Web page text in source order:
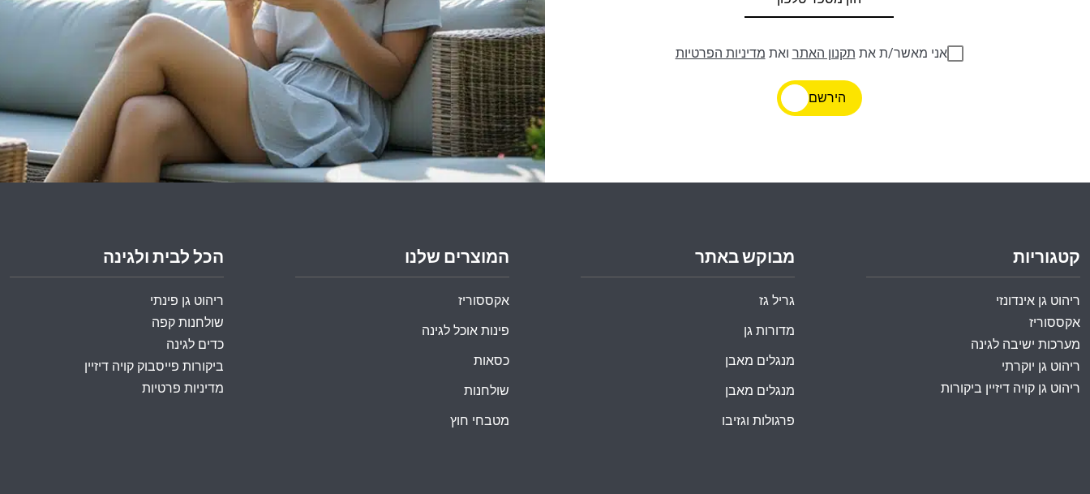
אני מאשר/ת את תקנון האתר ואת מדיניות הפרטיות
הירשם
הכל לבית ולגינה
ריהוט גן פינתי
שולחנות קפה
כדים לגינה
ביקורות פייסבוק קויה דיזיין
מדיניות פרטיות
המוצרים שלנו
אקססוריז
פינות אוכל לגינה
כסאות
שולחנות
מטבחי חוץ
מבוקש באתר
גריל גז
מדורות גן
מנגלים מאבן
מנגלים מאבן
פרגולות וגזיבו
קטגוריות
ריהוט גן אינדונזי
אקססוריז
מערכות ישיבה לגינה
ריהוט גן יוקרתי
ריהוט גן קויה דיזיין ביקורות